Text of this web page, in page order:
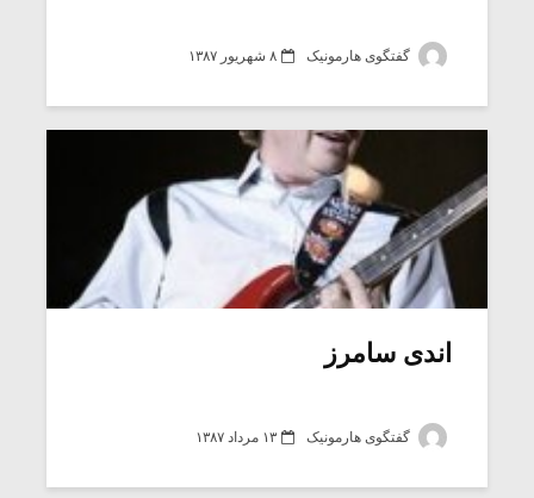
گفتگوی هارمونیک ۸ شهریور ۱۳۸۷
اندی سامرز
گفتگوی هارمونیک ۱۳ مرداد ۱۳۸۷